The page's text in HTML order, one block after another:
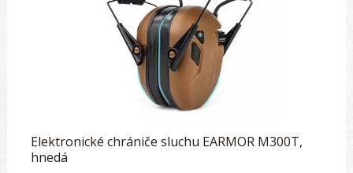
Elektronické chrániče sluchu EARMOR M300T,
hnedá